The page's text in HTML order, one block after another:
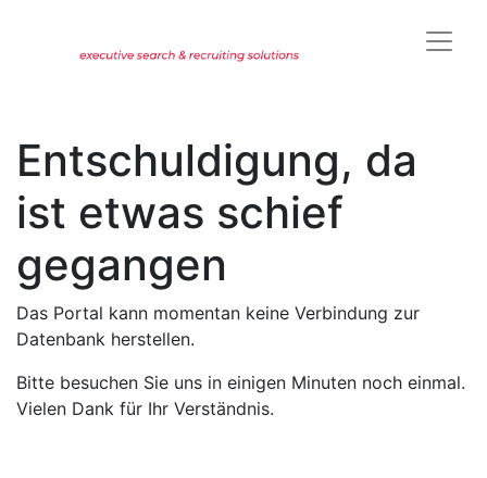
Entschuldigung, da
ist etwas schief
gegangen
Das Portal kann momentan keine Verbindung zur
Datenbank herstellen.
Bitte besuchen Sie uns in einigen Minuten noch einmal.
Vielen Dank für Ihr Verständnis.